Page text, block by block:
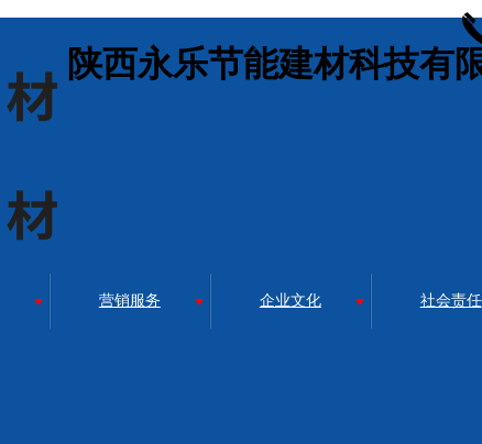
陕西永乐节能建材科技有
营销服务 企业文化 社会责任